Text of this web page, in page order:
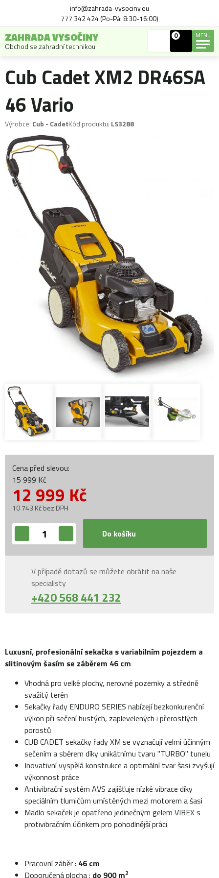
info@zahrada-vysociny.eu
777 342 424 (Po-Pá: 8:30-16:00)
ZAHRADA VYSOČINY
Obchod se zahradní technikou
0 MENU
Cub Cadet XM2 DR46SA
46 Vario
Výrobce: Cub - CadetKód produktu: LS3288
Cena před slevou:
15 999 Kč
12 999 Kč
10 743 Kč bez DPH
Do košíku
V případě dotazů se můžete obrátit na naše
specialisty
+420 568 441 232
Luxusní, profesionální sekačka s variabilním pojezdem a
slitinovým šasím se záběrem 46 cm
Vhodná pro velké plochy, nerovné pozemky a středně
svažitý terén
Sekačky řady ENDURO SERIES nabízejí bezkonkurenční
výkon při sečení hustých, zaplevelených i přerostlých
porostů
CUB CADET sekačky řady XM se vyznačují velmi účinným
sečením a sběrem díky unikátnímu tvaru "TURBO" tunelu
Inovativní vyspělá konstrukce a optimální tvar šasi zvyšují
výkonnost práce
Antivibrační systém AVS zajišťuje nízké vibrace díky
speciálním tlumičům umístěných mezi motorem a šasi
Madlo sekaček je opatřeno jedinečným gelem VIBEX s
protivibračním účinkem pro pohodlnější práci
Pracovní záběr : 46 cm
Doporučená plocha : do 900 m2